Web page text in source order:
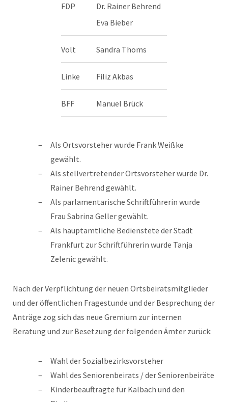
FDP
Dr. Rainer Behrend
Eva Bieber
Volt Sandra Thoms
Linke Filiz Akbas
BFF Manuel Brück
Als Ortsvorsteher wurde Frank Weißke
gewählt.
Als stellvertretender Ortsvorsteher wurde Dr.
Rainer Behrend gewählt.
Als parlamentarische Schriftführerin wurde
Frau Sabrina Geller gewählt.
Als hauptamtliche Bedienstete der Stadt
Frankfurt zur Schriftführerin wurde Tanja
Zelenic gewählt.
Nach der Verpflichtung der neuen Ortsbeiratsmitglieder
und der öffentlichen Fragestunde und der Besprechung der
Anträge zog sich das neue Gremium zur internen
Beratung und zur Besetzung der folgenden Ämter zurück:
Wahl der Sozialbezirksvorsteher
Wahl des Seniorenbeirats / der Seniorenbeiräte
Kinderbeauftragte für Kalbach und den